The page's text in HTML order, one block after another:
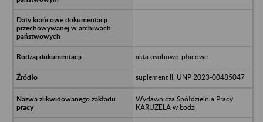
akta osobowo-płacowe
suplement II, UNP 2023-00485047
Wydawnicza Spółdzielnia Pracy
KARUZELA w Łodzi